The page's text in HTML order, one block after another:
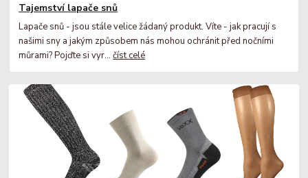
Tajemství lapače snů
Lapače snů - jsou stále velice žádaný produkt. Víte - jak pracují s
našimi sny a jakým způsobem nás mohou ochránit před nočními
můrami? Pojďte si vyr...číst celé